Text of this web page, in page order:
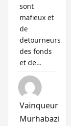
sont
mafieux et
de
detourneurs
des fonds
et de…
Vainqueur
Murhabazi